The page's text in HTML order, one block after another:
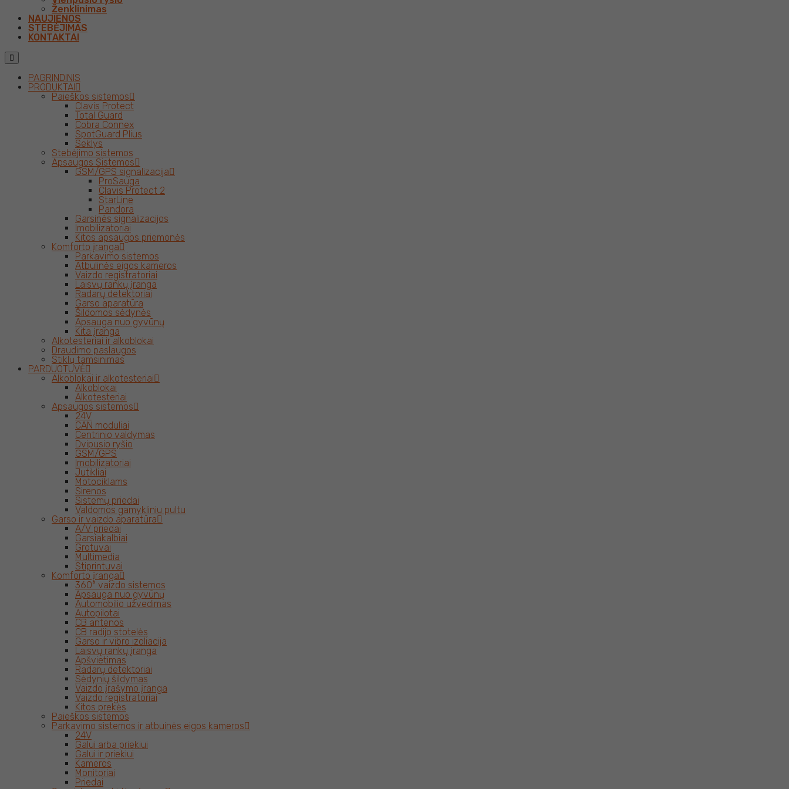
Ženklinimas
NAUJIENOS
STEBĖJIMAS
KONTAKTAI
PAGRINDINIS
PRODUKTAI
Paieškos sistemos
Clavis Protect
Total Guard
Cobra Connex
SpotGuard Plius
Seklys
Stebėjimo sistemos
Apsaugos Sistemos
GSM/GPS signalizacija
ProSauga
Clavis Protect 2
StarLine
Pandora
Garsinės signalizacijos
Imobilizatoriai
Kitos apsaugos priemonės
Komforto įranga
Parkavimo sistemos
Atbulinės eigos kameros
Vaizdo registratoriai
Laisvų rankų įranga
Radarų detektoriai
Garso aparatūra
Šildomos sėdynės
Apsauga nuo gyvūnų
Kita įranga
Alkotesteriai ir alkoblokai
Draudimo paslaugos
Stiklų tamsinimas
PARDUOTUVĖ
Alkoblokai ir alkotesteriai
Alkoblokai
Alkotesteriai
Apsaugos sistemos
24V
CAN moduliai
Centrinio valdymas
Dvipusio ryšio
GSM/GPS
Imobilizatoriai
Jutikliai
Motociklams
Sirenos
Sistemų priedai
Valdomos gamykliniu pultu
Garso ir vaizdo aparatūra
A/V priedai
Garsiakalbiai
Grotuvai
Multimedia
Stiprintuvai
Komforto įranga
360° vaizdo sistemos
Apsauga nuo gyvūnų
Automobilio užvedimas
Autopilotai
CB antenos
CB radijo stotelės
Garso ir vibro izoliacija
Laisvų rankų įranga
Apšvietimas
Radarų detektoriai
Sėdynių šildymas
Vaizdo įrašymo įranga
Vaizdo registratoriai
Kitos prekės
Paieškos sistemos
Parkavimo sistemos ir atbuinės eigos kameros
24V
Galui arba priekiui
Galui ir priekiui
Kameros
Monitoriai
Priedai